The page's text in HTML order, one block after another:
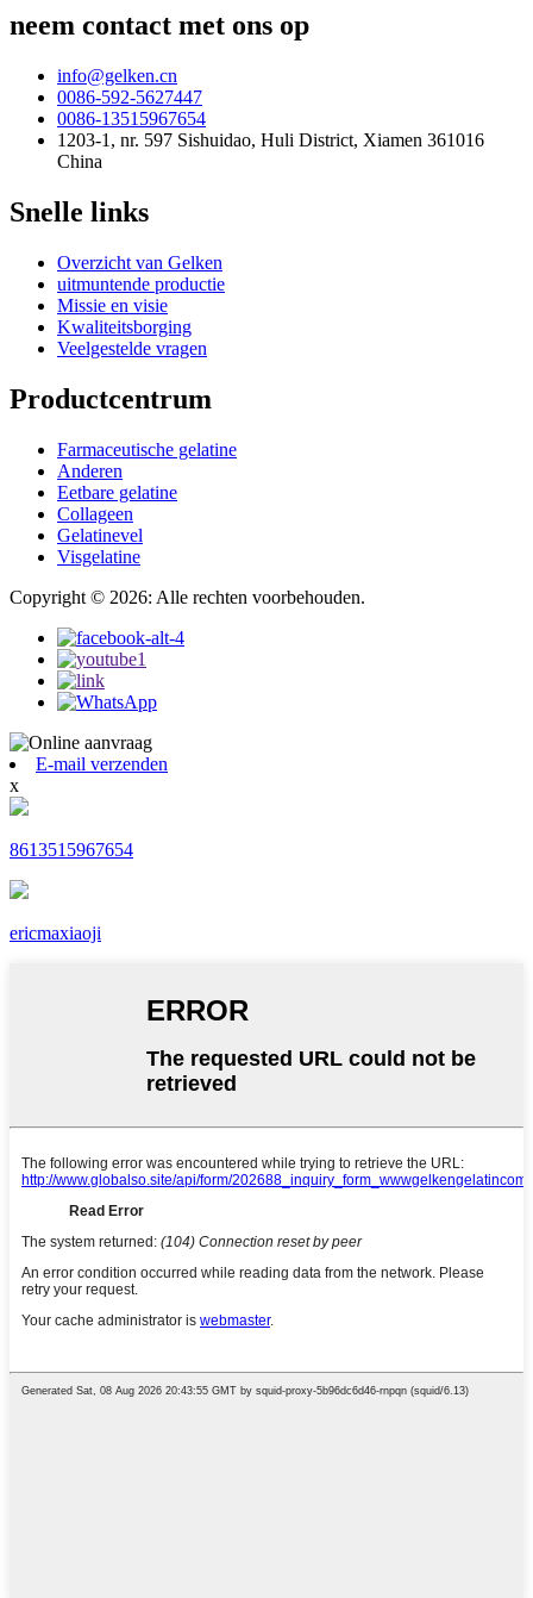
neem contact met ons op
info@gelken.cn
0086-592-5627447
0086-13515967654
1203-1, nr. 597 Sishuidao, Huli District, Xiamen 361016
China
Snelle links
Overzicht van Gelken
uitmuntende productie
Missie en visie
Kwaliteitsborging
Veelgestelde vragen
Productcentrum
Farmaceutische gelatine
Anderen
Eetbare gelatine
Collageen
Gelatinevel
Visgelatine
Copyright © 2026: Alle rechten voorbehouden.
E-mail verzenden
x
8613515967654
ericmaxiaoji